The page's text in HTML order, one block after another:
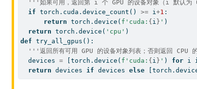
'''如果可用，返回第 i 个 GPU 的设备对象（i 默认为
if torch.cuda.device_count() >= i +1 :
return torch.device( f'cuda: {i } ' )
return torch.device( 'cpu' )
def try_all_gpus():
'''返回所有可用 GPU 的设备对象列表；否则返回 CPU
  devices
= [torch.device( f'cuda: {i } ' ) for i
return devices if devices else